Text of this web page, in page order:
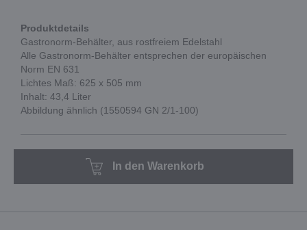
Produktdetails
Gastronorm-Behälter, aus rostfreiem Edelstahl
Alle Gastronorm-Behälter entsprechen der europäischen
Norm EN 631
Lichtes Maß: 625 x 505 mm
Inhalt: 43,4 Liter
Abbildung ähnlich (1550594 GN 2/1-100)
In den Warenkorb